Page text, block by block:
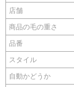
店舗
商品の毛の重さ
品番
スタイル
自動かどうか